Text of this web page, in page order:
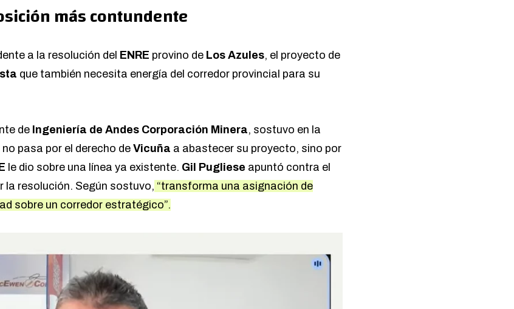
más contundente
a la resolución del ENRE provino de Los Azules, el proyecto de
que también necesita energía del corredor provincial para su
de Ingeniería de Andes Corporación Minera, sostuvo en la
pasa por el derecho de Vicuña a abastecer su proyecto, sino por
le dio sobre una línea ya existente. Gil Pugliese apuntó contra el
la resolución. Según sostuvo, “transforma una asignación de
sobre un corredor estratégico”.